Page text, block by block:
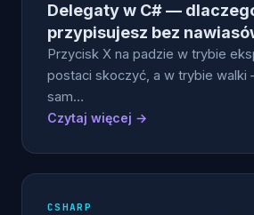
Delegaty w C# —
przypisujesz bez
Przycisk X na padzie w trybie
postaci skoczyć, a w trybie walki
sam…
Czytaj więcej →
CSHARP